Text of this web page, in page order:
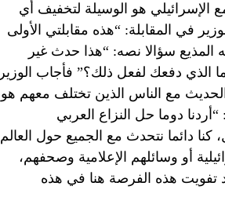
الإسرائيلي هو الوسيلة لتخفيف أي
في المقابلة: “هذه مقابلتي الأولى
المذيع سؤالا نصه: “هذا حدث غير
الذي دفعك لفعل ذلك؟” فأجاب الوزير
مع الناس الذين تختلف معهم هو
دوما حل النزاع العربي
كنا دائما نتحدث مع الجميع حول العالم
أو وسائلهم الإعلامية وصحفهم،
تفويت هذه الفرصة هنا في هذه